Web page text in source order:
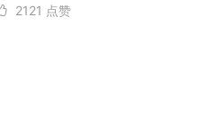
2121 点赞